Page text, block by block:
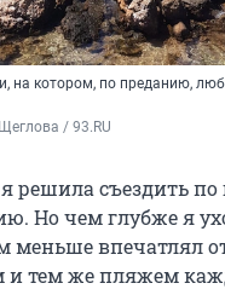
на котором, по преданию,
/ 93.RU
решила съездить
Но чем глубже я
меньше впечатлял
и тем же пляжем